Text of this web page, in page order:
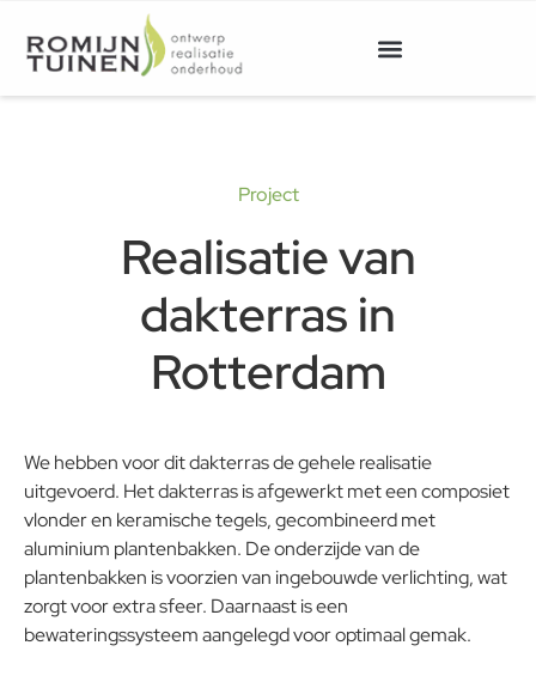
Project
Realisatie van
dakterras in
Rotterdam
We hebben voor dit dakterras de gehele realisatie
uitgevoerd. Het dakterras is afgewerkt met een composiet
vlonder en keramische tegels, gecombineerd met
aluminium plantenbakken. De onderzijde van de
plantenbakken is voorzien van ingebouwde verlichting, wat
zorgt voor extra sfeer. Daarnaast is een
bewateringssysteem aangelegd voor optimaal gemak.